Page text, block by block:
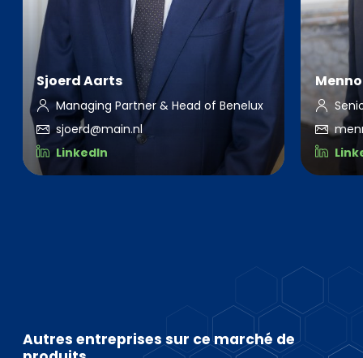
Sjoerd Aarts
Managing Partner & Head of Benelux
sjoerd@main.nl
LinkedIn
Autres entreprises sur ce marché de